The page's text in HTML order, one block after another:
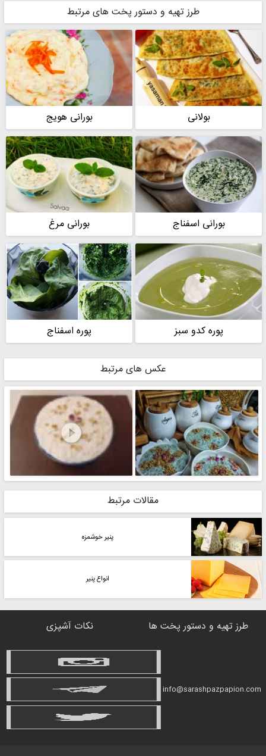
ام صادق sahar
طرز تهیه و دستور پخت های مرتبط
بولانی بورانی هویج
بورانی اسفناج بورانی مرغ
پوره کدو سبز پوره اسفناج
عکس های مرتبط

مقالات مرتبط
پنیر خوشمزه
انواع پنیر
طرز تهیه و دستور پخت ها نکات آشپزی
info@sarashpazpapion.com